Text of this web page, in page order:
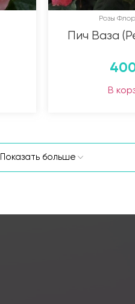
Розы
Пич Ваза
В
Показать больше